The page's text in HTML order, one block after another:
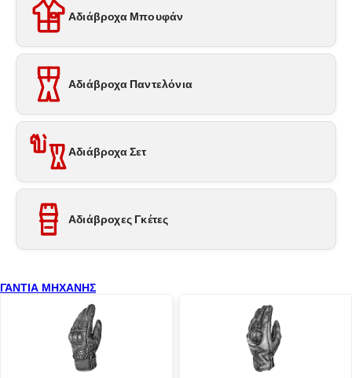
Αδιάβροχα Μπουφάν
Αδιάβροχα Παντελόνια
Αδιάβροχα Σετ
Αδιάβροχες Γκέτες
ΓΑΝΤΙΑ ΜΗΧΑΝΗΣ